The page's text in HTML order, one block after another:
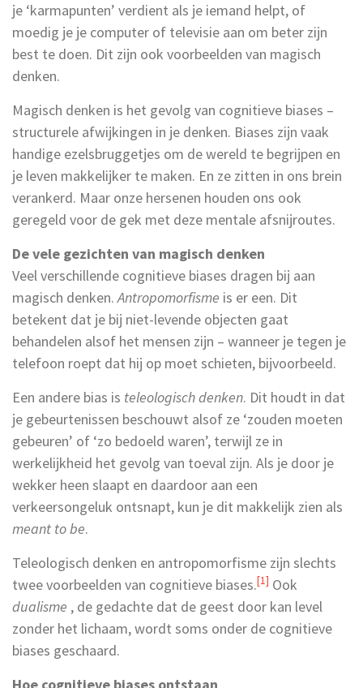
je ‘karmapunten’ verdient als je iemand helpt, of
moedig je je computer of televisie aan om beter zijn
best te doen. Dit zijn ook voorbeelden van magisch
denken.
Magisch denken is het gevolg van cognitieve biases –
structurele afwijkingen in je denken. Biases zijn vaak
handige ezelsbruggetjes om de wereld te begrijpen en
je leven makkelijker te maken. En ze zitten in ons brein
verankerd. Maar onze hersenen houden ons ook
geregeld voor de gek met deze mentale afsnijroutes.
De vele gezichten van magisch denken
Veel verschillende cognitieve biases dragen bij aan
magisch denken.Antropomorfisme is er een. Dit
betekent dat je bij niet-levende objecten gaat
behandelen alsof het mensen zijn – wanneer je tegen je
telefoon roept dat hij op moet schieten, bijvoorbeeld.
Een andere bias is teleologisch denken. Dit houdt in dat
je gebeurtenissen beschouwt alsof ze ‘zouden moeten
gebeuren’ of ‘zo bedoeld waren’, terwijl ze in
werkelijkheid het gevolg van toeval zijn. Als je door je
wekker heen slaapt en daardoor aan een
verkeersongeluk ontsnapt, kun je dit makkelijk zien als
meant to be.
Teleologisch denken en antropomorfisme zijn slechts
twee voorbeelden van cognitieve biases.[1] Ook
dualisme , de gedachte dat de geest door kan level
zonder het lichaam, wordt soms onder de cognitieve
biases geschaard.